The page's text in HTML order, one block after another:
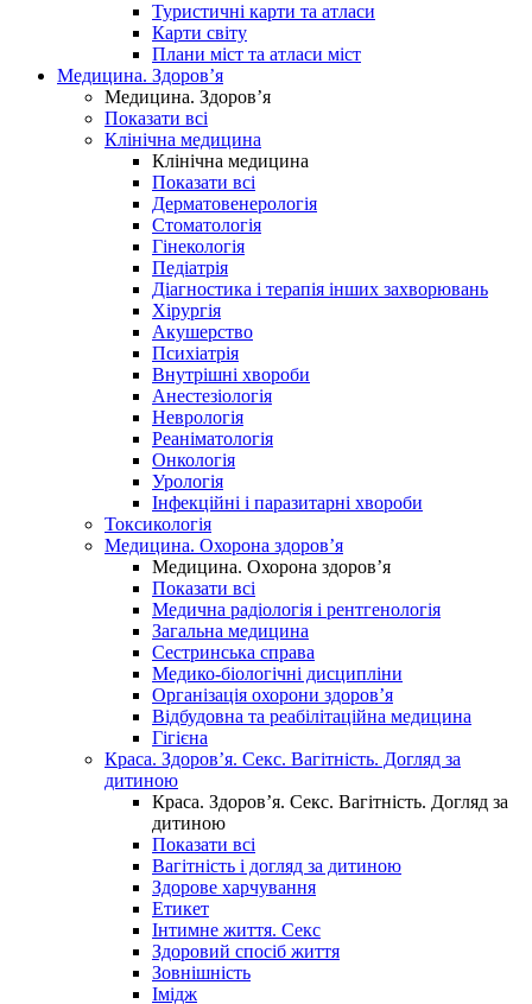
Туристичні карти та атласи
Карти світу
Плани міст та атласи міст
Медицина. Здоров’я
Медицина. Здоров’я
Показати всі
Клінічна медицина
Клінічна медицина
Показати всі
Дерматовенерологія
Стоматологія
Гінекологія
Педіатрія
Діагностика і терапія інших захворювань
Хірургія
Акушерство
Психіатрія
Внутрішні хвороби
Анестезіологія
Неврологія
Реаніматологія
Онкологія
Урологія
Інфекційні і паразитарні хвороби
Токсикологія
Медицина. Охорона здоров’я
Медицина. Охорона здоров’я
Показати всі
Медична радіологія і рентгенологія
Загальна медицина
Сестринська справа
Медико-біологічні дисципліни
Організація охорони здоров’я
Відбудовна та реабілітаційна медицина
Гігієна
Краса. Здоров’я. Секс. Вагітність. Догляд за
дитиною
Краса. Здоров’я. Секс. Вагітність. Догляд за
дитиною
Показати всі
Вагітність і догляд за дитиною
Здорове харчування
Етикет
Інтимне життя. Секс
Здоровий спосіб життя
Зовнішність
Імідж